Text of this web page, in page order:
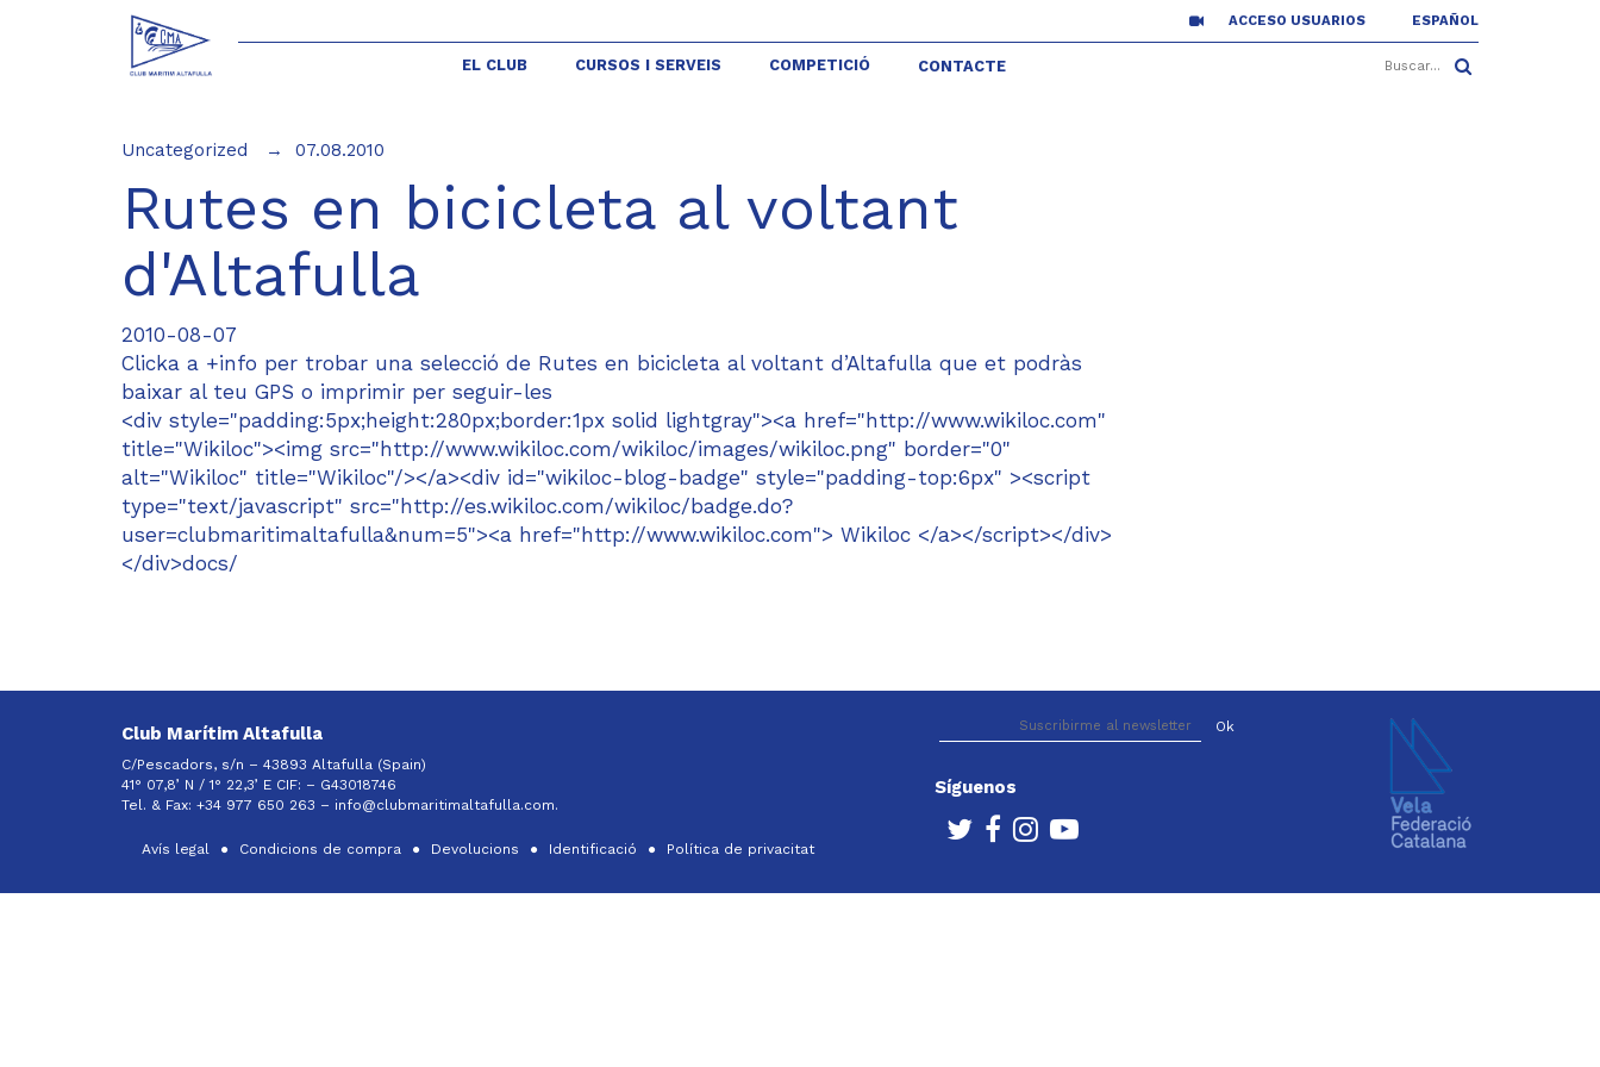
ACCESO USUARIOS ESPAÑOL
EL CLUB CURSOS I SERVEIS COMPETICIÓ CONTACTE
Uncategorized 07.08.2010
Rutes en bicicleta al voltant
d'Altafulla
2010-08-07
Clicka a +info per trobar una selecció de Rutes en bicicleta al voltant d’Altafulla que et podràs
baixar al teu GPS o imprimir per seguir-les
<div style="padding:5px;height:280px;border:1px solid lightgray"><a href="http://www.wikiloc.com"
title="Wikiloc"><img src="http://www.wikiloc.com/wikiloc/images/wikiloc.png" border="0"
alt="Wikiloc" title="Wikiloc"/></a><div id="wikiloc-blog-badge" style="padding-top:6px" ><script
type="text/javascript" src="http://es.wikiloc.com/wikiloc/badge.do?
user=clubmaritimaltafulla&num=5"><a href="http://www.wikiloc.com"> Wikiloc </a></script></div>
</div>docs/
Club Marítim Altafulla
C/Pescadors, s/n – 43893 Altafulla (Spain)
41° 07,8’ N / 1° 22,3’ E CIF: – G43018746
Tel. & Fax: +34 977 650 263 – info@clubmaritimaltafulla.com.
Avís legal Condicions de compra Devolucions Identificació Política de privacitat
Síguenos